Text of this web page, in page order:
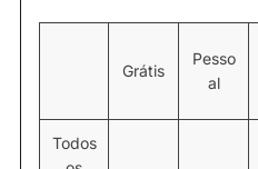
Grátis
Pesso
al
Todos